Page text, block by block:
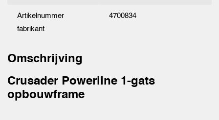
Artikelnummer
fabrikant
4700834
Omschrijving
Crusader Powerline 1-gats
opbouwframe